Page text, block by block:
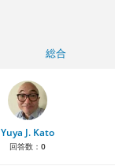
総合
Yuya J. Kato
回答数： 0